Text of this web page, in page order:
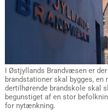
I Østjyllands Brandvæsen er
brandstationer skal bygges, en
dertilhørende brandskole skal
begunstiget af en stor
for nytænkning.